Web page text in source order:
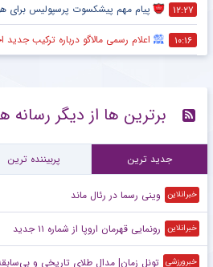
۱۲:۲۷ پیام مهم پیشکسوت پرسپولیس برای
۱۰:۱۶ اعلام رسمی مالاگو درباره ترکیب جدید
برترین ها از دیگر
جدید ترین پربیننده ترین
خبرانلاین وینی رسما در رئال ماند
خبرانلاین رونمایی قهرمان اروپا از شماره ۱۱ جدید
خبرورزشی تونل زمان| مدال طلای تاریخی و بی‌سابقه ورزش ایران/